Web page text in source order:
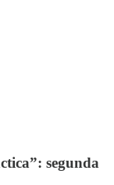
segunda